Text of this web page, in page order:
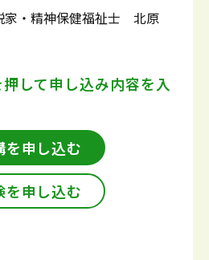
家・精神保健福祉士 北原
して申し込み内容を入
を申し込む
を申し込む